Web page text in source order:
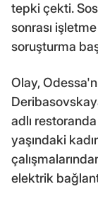
tepki çekti.
sonrası
soruşturma
Olay,
adlı
yaşındaki
elektrik